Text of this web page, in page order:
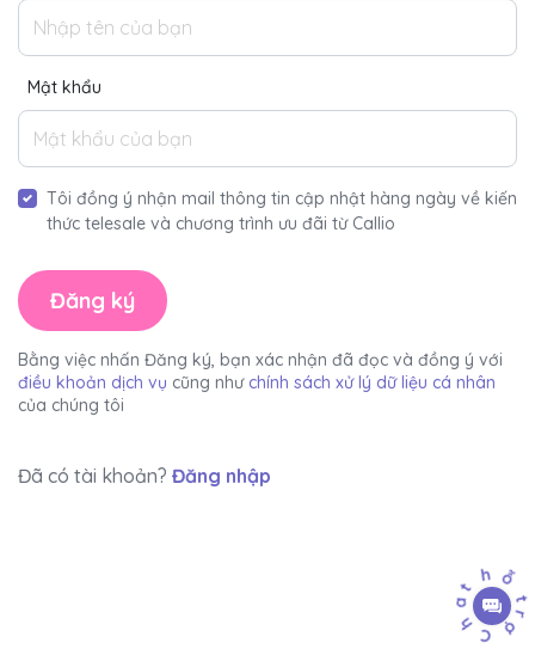
Mật khẩu
Tôi đồng ý nhận mail thông tin cập nhật hàng ngày về kiến
thức telesale và chương trình ưu đãi từ Callio
Đăng ký
Bằng việc nhấn Đăng ký, bạn xác nhận đã đọc và đồng ý với
điều khoản dịch vụ cũng như chính sách xử lý dữ liệu cá nhân
của chúng tôi
Đã có tài khoản? Đăng nhập
C
h
a
t
h ỗ
t
r
ợ